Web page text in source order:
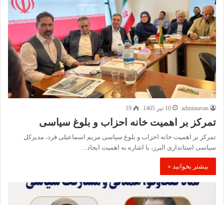
admintavan 10 تیر 1405 19
تمرکز بر اهمیت خانه احزاب و بلوغ سیاسی
تمرکز بر اهمیت خانه احزاب و بلوغ سیاسی مریم اسماعیلی فرد، مدیرکل
سیاسی استانداری البرز، با اشاره به اهمیت ایجاد…
بیشتر بخوانید »